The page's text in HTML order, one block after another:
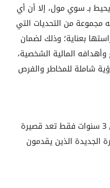
بـ سوي مول، إلا أن أي
من التحديات التي
بعناية؛ وذلك لضمان
المالية الشخصية،
شاملة للمخاطر والفرص
مدة التقسيط التي تصل إلى 3 سنوات فقط تعد قصيرة
الجديدة الذين يقدمون